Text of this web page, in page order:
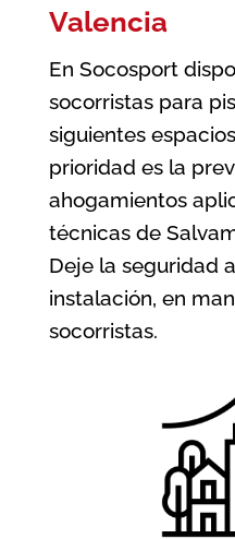
Valencia
En Socosport
socorristas para
siguientes
prioridad es la
ahogamientos
técnicas de
Deje la seguridad
instalación, en
socorristas.